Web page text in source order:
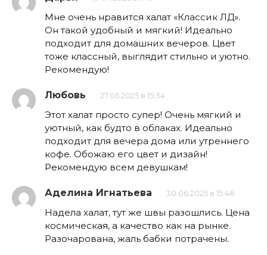
Мне очень нравится халат «Классик ЛД».
Он такой удобный и мягкий! Идеально
подходит для домашних вечеров. Цвет
тоже классный, выглядит стильно и уютно.
Рекомендую!
Любовь 27.05.2025 в 15:34
Этот халат просто супер! Очень мягкий и
уютный, как будто в облаках. Идеально
подходит для вечера дома или утреннего
кофе. Обожаю его цвет и дизайн!
Рекомендую всем девушкам!
Аделина Игнатьева 30.06.2025 в 15:46
Надела халат, тут же швы разошлись. Цена
космическая, а качество как на рынке.
Разочарована, жаль бабки потрачены.